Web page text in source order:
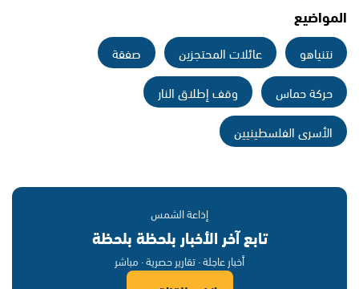
المواضيع
نتنياهو عائلات المحتجزين
صفقة
حركة حماس
وقف إطلاق النار
الأسرى الفلسطينيين
إذاعة الشمس
تابع آخر الأخبار بلحظة بلحظة
أخبار عاجلة · تقارير حصرية · مباشر